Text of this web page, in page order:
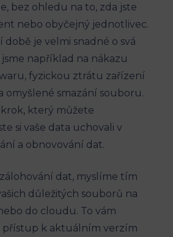
bez ohledu na to, zda jste
nebo obyčejný jednotlivec.
je velmi snadné o svá
jsme například na nákazu
fyzickou ztrátu zařízení
omyšlené smazání souboru.
který můžete
si vaše data uchovali v
a obnovování dat.
dat, myslíme tím
důležitých souborů na
do cloudu. To vám
přístup k aktuálním verzím